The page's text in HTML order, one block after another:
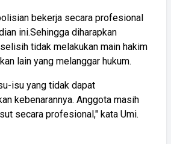
bekerja secara profesional
ini.Sehingga diharapkan
tidak melakukan main hakim
lain yang melanggar hukum.
isu yang tidak dapat
kebenarannya. Anggota masih
secara profesional," kata Umi.